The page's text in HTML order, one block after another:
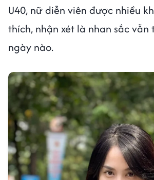
U40, nữ diễn viên được nhiều
thích, nhận xét là nhan sắc
ngày nào.